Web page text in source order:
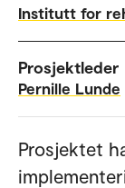
Institutt for
Prosjektleder
Pernille Lunde
Prosjektet